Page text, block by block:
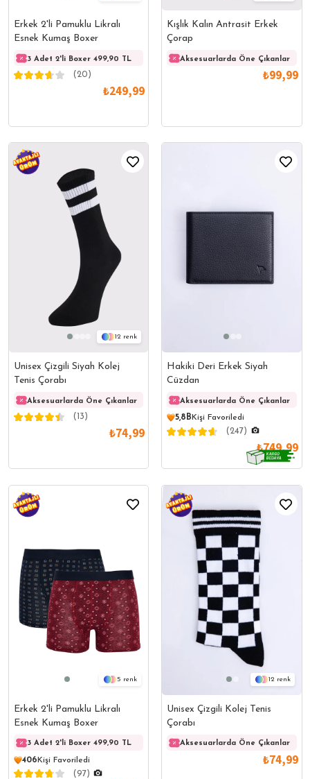
Erkek 2'li Pamuklu Likralı
Esnek Kumaş Boxer
3 Adet 2'li Boxer 499,90 TL 3 Adet 2'li Boxer 499,90 TL 3
(20)
₺249,99
Kışlık Kalın Antrasit Erkek
Çorap
Aksesuarlarda Öne Çıkanlar
₺99,99
12
Unisex Çizgili Siyah Kolej
Tenis Çorabı
Aksesuarlarda Öne Çıkanlar Aksesuarlarda Öne Çıkanlar
(13)
₺74,99
Hakiki Deri Erkek Siyah
Cüzdan
Aksesuarlarda Öne Çıkanlar
5,8B Kişi Favoriledi
(247)
₺749,99
5
Erkek 2'li Pamuklu Likralı
Esnek Kumaş Boxer
3 Adet 2'li Boxer 499,90 TL 3 Adet 2'li Boxer 499,90 TL 3
406 Kişi Favoriledi
(97)
12
Unisex Çizgili Kolej Tenis
Çorabı
Aksesuarlarda Öne Çıkanlar
₺74,99